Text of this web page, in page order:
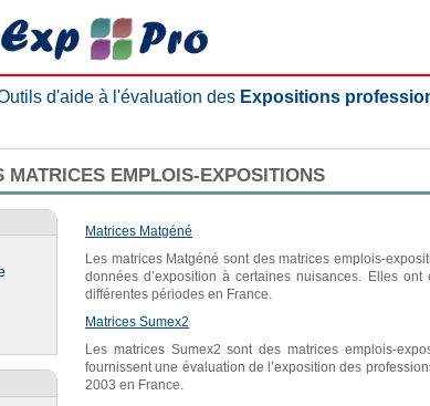
d'aide à l'évaluation des Expositions
MATRICES EMPLOIS-EXPOSITIONS
Matrices Matgéné
Les matrices Matgéné sont des matrices emplois-
données d’exposition à certaines nuisances. Elles
différentes périodes en France.
Matrices Sumex2
Les matrices Sumex2 sont des matrices emplois-
fournissent une évaluation de l’exposition des
2003 en France.